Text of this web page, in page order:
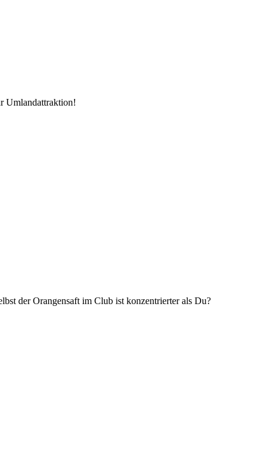
Umlandattraktion!
der Orangensaft im Club ist konzentrierter als Du?